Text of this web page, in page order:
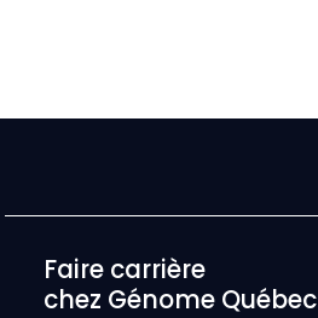
Faire carrière
chez Génome Québec